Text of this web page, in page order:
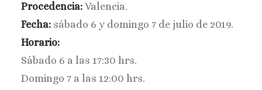
Procedencia: Valencia.
Fecha: sábado 6 y domingo 7 de julio de 2019.
Horario:
Sábado 6 a las 17:30 hrs.
Domingo 7 a las 12:00 hrs.